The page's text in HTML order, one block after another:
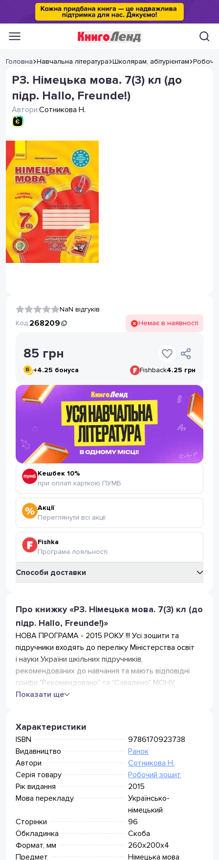
Головна Навчальна література Школярам, абітурієнтам Робочі
РЗ. Німецька мова. 7(3) кл (до
підр. Hallo, Freunde!)
Автори:Сотникова Н.
NaN відгуків
Код:268209 Немає в наявності
85 грн
+4.25 бонуса Fishback4.25 грн
Кешбек 10%
при оплаті карткою ПУМБ
Акції
Переглянути всі акції
Fishka
Програма лояльності
Способи доставки
Відділення Укрпошта
35 грн
Поштомат Укрпошта
(безкоштовно від 399 грн.)
Нова Пошта
Відділення Нова Пошта
(безкоштовно від 799 грн)
Кур'єр Нова Пошта
(безкоштовно від 1499 грн)
Поштомат Нова Пошта
Відділення Meest Пошта
(безкоштовно від 349 грн)
Поштомат Meest (безкоштовно
Про книжку «РЗ. Німецька мова. 7(3) кл (до
підр. Hallo, Freunde!)»
НОВА ПРОГРАМА - 2015 РОКУ !!! Усі зошити та
підручники входять до переліку Міністерства освіт
і науки України шкільних підручників,
рекомендованих до навчання та мають відповідні
грифи "Рекомендовано" та "Схвалено" МОНУ.
Показати ще
Характеристики
ISBN
9786170923738
Видавництво
Ранок
Автори
Сотникова Н.
Серія товару
Робочий зошит
Рік видання
2015
Мова перекладу
Українсько-
німецький
Сторінки
96
Обкладинка
Скоба
Формат, мм
260x200x4
Предмет
Німецька мова